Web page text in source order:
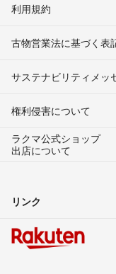
利用規約
古物営業法に基づく表
サステナビリティメッ
権利侵害について
ラクマ公式ショップ
出店について
リンク